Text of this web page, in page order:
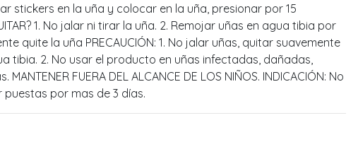
stickers en la uña y colocar en la uña, presionar por 15
1. No jalar ni tirar la uña. 2. Remojar uñas en agua tibia por
quite la uña PRECAUCIÓN: 1. No jalar uñas, quitar suavemente
tibia. 2. No usar el producto en uñas infectadas, dañadas,
FUERA DEL ALCANCE DE LOS NIÑOS. INDICACIÓN: No
puestas por mas de 3 días.